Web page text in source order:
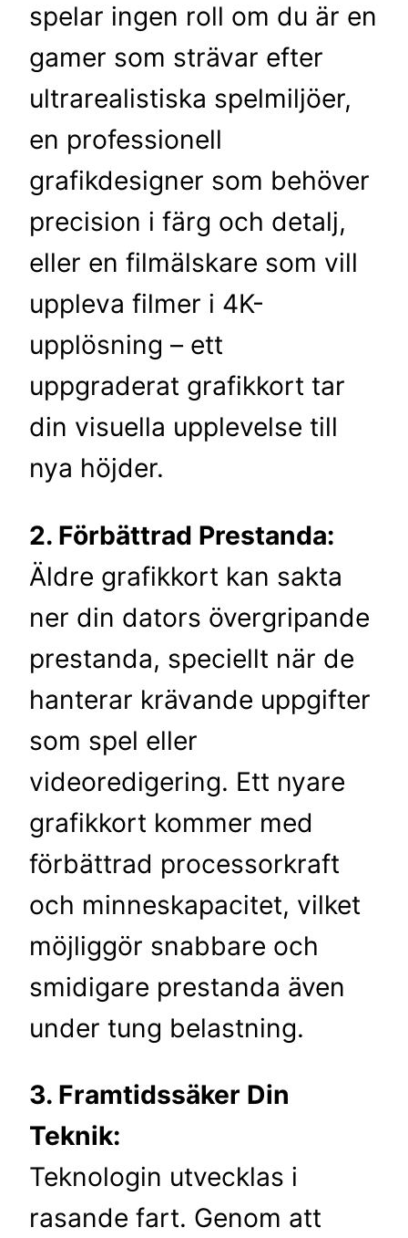
spelar ingen roll om du är en
gamer som strävar efter
ultrarealistiska spelmiljöer,
en professionell
grafikdesigner som behöver
precision i färg och detalj,
eller en filmälskare som vill
uppleva filmer i 4K-
upplösning – ett
uppgraderat grafikkort tar
din visuella upplevelse till
nya höjder.
2. Förbättrad Prestanda:
Äldre grafikkort kan sakta
ner din dators övergripande
prestanda, speciellt när de
hanterar krävande uppgifter
som spel eller
videoredigering. Ett nyare
grafikkort kommer med
förbättrad processorkraft
och minneskapacitet, vilket
möjliggör snabbare och
smidigare prestanda även
under tung belastning.
3. Framtidssäker Din
Teknik:
Teknologin utvecklas i
rasande fart. Genom att